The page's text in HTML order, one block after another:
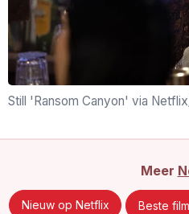
Still 'Ransom Canyon' via
Meer
Nieuw op Netflix Beste